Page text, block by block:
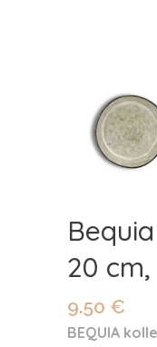
20
9.50 €
BEQUIA